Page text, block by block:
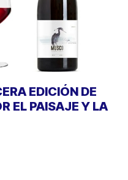
EDICIÓN DE
EL PAISAJE Y LA